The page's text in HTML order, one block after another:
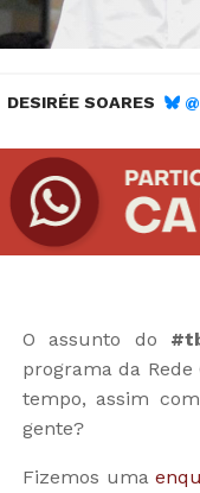
DESIRÉE SOARES
O assunto do
programa da
tempo, assim
gente?
Fizemos uma